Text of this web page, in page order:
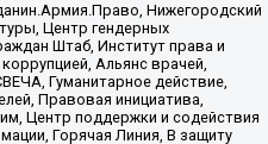
Нижегородский
Центр гендерных
Штаб, Институт права и
Альянс врачей,
Гуманитарное действие,
Правовая инициатива,
Центр поддержки и содействия
Горячая Линия, В защиту